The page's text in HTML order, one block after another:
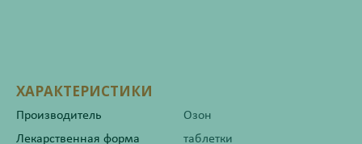
ХАРАКТЕРИСТИКИ
Производитель
Озон
Лекарственная форма
таблетки